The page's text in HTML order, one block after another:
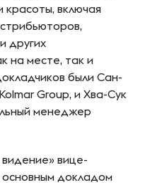
красоты, включая
других
на месте, так и
были Сан-
Group, и Хва-Сук
менеджер
вице-
докладом